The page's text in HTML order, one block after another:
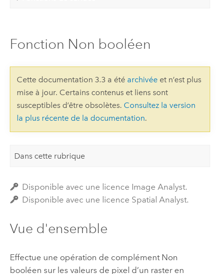
Fonction Non booléen
Cette documentation 3.3 a été archivéeet n’est plus
mise à jour. Certains contenus et liens sont
susceptibles d’être obsolètes. Consultez la version
la plus récente de la documentation.
Dans cette rubrique
Disponible avec une licence Image Analyst.
Disponible avec une licence Spatial Analyst.
Vue d'ensemble
Effectue une opération de complément Non
booléen sur les valeurs de pixel d’un raster en